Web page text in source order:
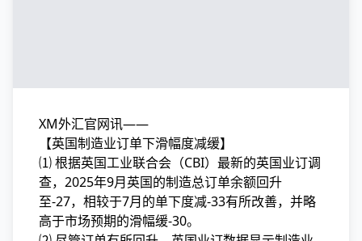
XM外汇官网讯——
【英国制造业订单下滑幅度减缓】
⑴ 根据英国工业联合会（CBI）最新的英国业订调
查，2025年9月英国的制造总订单余额回升
至-27，相较于7月的单下度减-33有所改善，并略
高于市场预期的滑幅缓-30。